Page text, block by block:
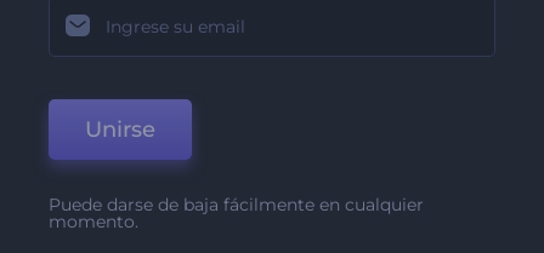
Unirse
Puede darse de baja fácilmente en cualquier
momento.